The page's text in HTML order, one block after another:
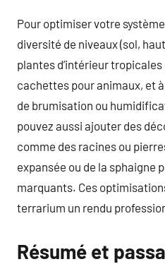
Pour optimiser votre
diversité de niveaux (sol,
plantes d’intérieur
cachettes pour animaux, et
de brumisation ou
pouvez aussi ajouter des
comme des racines ou
expansée ou de la sphaigne
marquants. Ces
terrarium un rendu
Résumé et